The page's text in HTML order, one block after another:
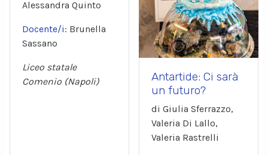
Alessandra Quinto
Docente/i: Brunella
Sassano
Liceo statale
Comenio (Napoli)
Antartide: Ci sarà
un futuro?
di Giulia Sferrazzo,
Valeria Di Lallo,
Valeria Rastrelli